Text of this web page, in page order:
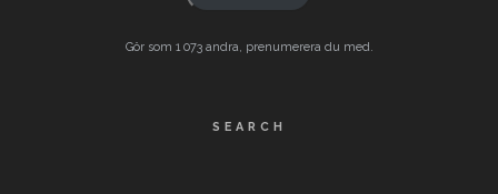
Gör som 1 073 andra, prenumerera du med.
SEARCH